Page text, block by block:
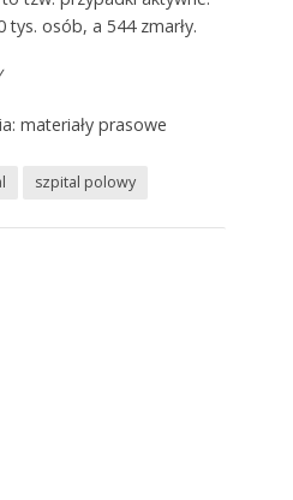
tys. osób, a 544 zmarły.
materiały prasowe
szpital polowy